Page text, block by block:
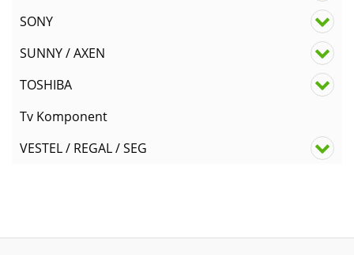
SONY
SUNNY / AXEN
TOSHIBA
Tv Komponent
VESTEL / REGAL / SEG